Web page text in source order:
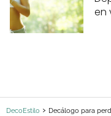
en
DecoEstilo Decálogo para